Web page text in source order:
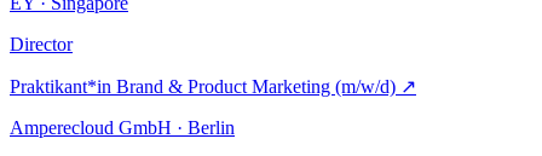
Director
Praktikant*in Brand & Product Marketing (m/w/d) ↗
Amperecloud GmbH · Berlin